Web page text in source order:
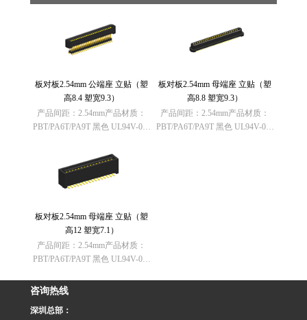
板对板2.54mm 公端座 立贴（塑
高8.4 塑宽9.3）
产品间距：2.54mm产品材质：
PBT/PA6T/PA9T 黑色 UL94V-0欧
（2011/65/EU）要求欧盟REACH
法规： 不含有REACH
SVHC(1907/2006/……
板对板2.54mm 母端座 立贴（塑
高8.8 塑宽9.3）
产品间距：2.54mm产品材质：
PBT/PA6T/PA9T 黑色 UL94V-0欧
板对板2.54mm 母端座 立贴（塑
高12 塑宽7.1）
产品间距：2.54mm产品材质：
PBT/PA6T/PA9T 黑色 UL94V-0欧
（2011/65/EU）要求欧盟REACH
SVHC(1907/2006/……
咨询热线
深圳总部：